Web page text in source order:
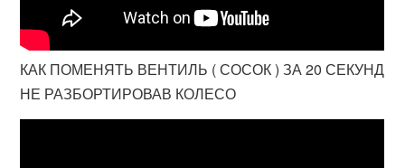
КАК ПОМЕНЯТЬ ВЕНТИЛЬ ( СОСОК ) ЗА 20 СЕКУНД
НЕ РАЗБОРТИРОВАВ КОЛЕСО